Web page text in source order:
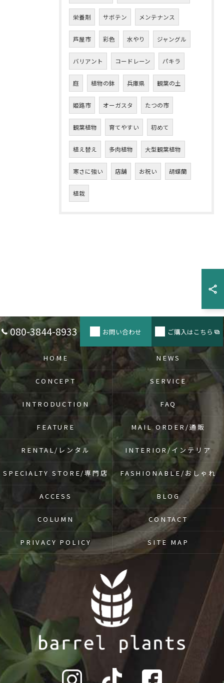
栄養剤 サボテン メンテナンス
芦屋市 彩色 水やり ジャングル
バリアント コードレーン パキラ
庭 植物の鉢 兵庫県 観葉の土
姫路市 オーガスタ たつの市
観葉植物 育てやすい 初めて
植え替え 多肉植物 大型観葉植物
寒さに強い 店舗 お祝い 胡蝶蘭
植栽
080-3844-8933 お問い合わせ ご購入はこちら
HOME NEWS
CONCEPT SERVICE
INTRODUCTION FAQ
FEATURE MAIL ORDER/通販
RENTAL/レンタル INTERIOR/インテリア
SPECIALTY STORE/専門店 FASHIONABLE/おしゃれ
ACCESS BLOG
COLUMN CONTACT
PRIVACY POLICY SITE MAP